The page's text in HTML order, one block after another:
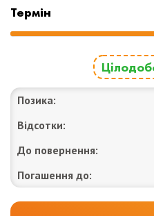
Термін
Позика:
Відсотки:
До повернення:
Погашення до: